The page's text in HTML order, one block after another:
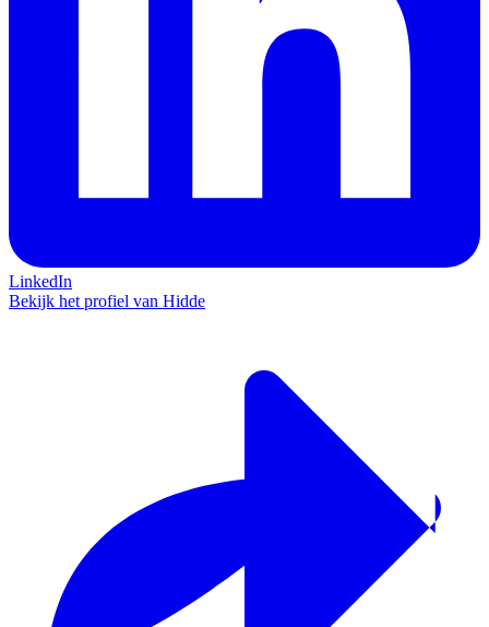
LinkedIn
Bekijk het profiel van Hidde